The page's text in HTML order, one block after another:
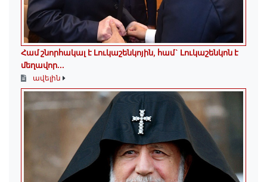
Համ շնորհակալ է Լուկաշենկոյին, համ` Լուկաշենկոն է
մեղավոր․․․
ավելին